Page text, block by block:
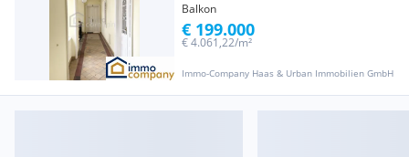
Balkon
Immo-Company Haas & Urban Immobilien GmbH
€ 4.061,22/m²
€ 199.000